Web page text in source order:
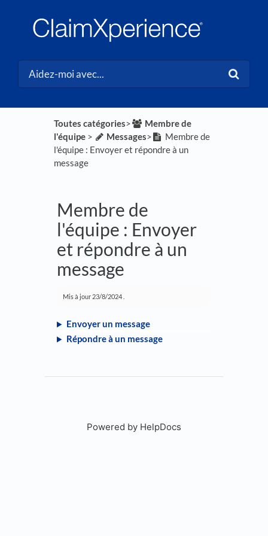
Toutes catégories​>​
​Membre de
l'équipe​ > ​ ​Messages​>​
Membre de
l'équipe : Envoyer et répondre à un
message
Membre de
l'équipe : Envoyer
et répondre à un
message
Mis à jour 23/8/2024
Envoyer un message
Répondre à un message
Powered by HelpDocs